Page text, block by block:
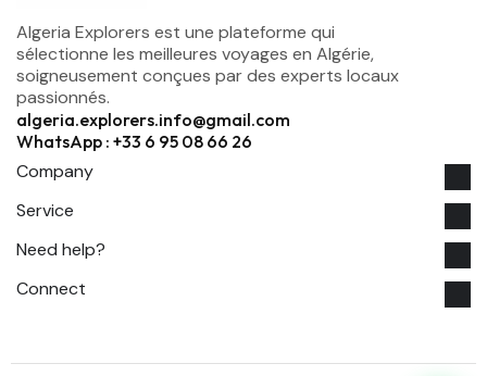
Algeria Explorers est une plateforme qui
sélectionne les meilleures voyages en Algérie,
soigneusement conçues par des experts locaux
passionnés.
algeria.explorers.info@gmail.com
WhatsApp : +33 6 95 08 66 26
Company
Service
Need help?
Connect